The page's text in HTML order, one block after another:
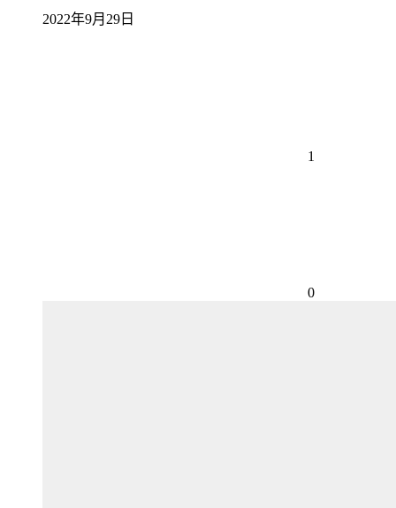
2022年9月29日
1
0